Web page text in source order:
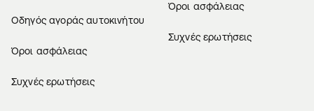
Οδηγός αγοράς αυτοκινήτου
Όροι ασφάλειας
Συχνές ερωτήσεις
Όροι ασφάλειας
Συχνές ερωτήσεις